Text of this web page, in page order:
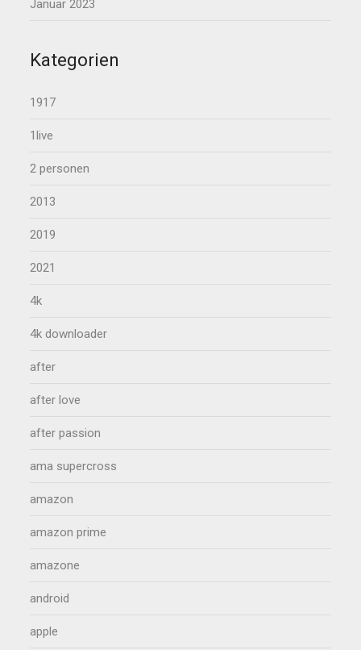
Januar 2023
Kategorien
1917
1live
2 personen
2013
2019
2021
4k
4k downloader
after
after love
after passion
ama supercross
amazon
amazon prime
amazone
android
apple